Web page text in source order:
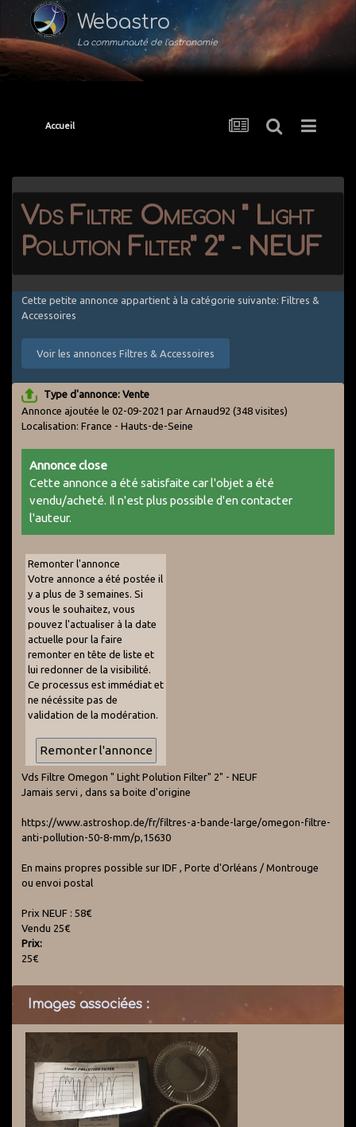
Webastro
La communauté de l'astronomie
Accueil
Vds Filtre Omegon " Light
Polution Filter" 2" - NEUF
Cette petite annonce appartient à la catégorie suivante: Filtres &
Accessoires
Voir les annonces Filtres & Accessoires
Type d'annonce: Vente
Annonce ajoutée le 02-09-2021 par Arnaud92 (348 visites)
Localisation: France - Hauts-de-Seine
Annonce close
Cette annonce a été satisfaite car l'objet a été
vendu/acheté. Il n'est plus possible d'en contacter
l'auteur.
Remonter l'annonce
Votre annonce a été postée il
y a plus de 3 semaines. Si
vous le souhaitez, vous
pouvez l'actualiser à la date
actuelle pour la faire
remonter en tête de liste et
lui redonner de la visibilité.
Ce processus est immédiat et
ne nécéssite pas de
validation de la modération.
Vds Filtre Omegon " Light Polution Filter" 2" - NEUF
Jamais servi , dans sa boite d'origine
https://www.astroshop.de/fr/filtres-a-bande-large/omegon-filtre-
anti-pollution-50-8-mm/p,15630
En mains propres possible sur IDF , Porte d'Orléans / Montrouge
ou envoi postal
Prix NEUF : 58€
Vendu 25€
Prix:
25€
Images associées :